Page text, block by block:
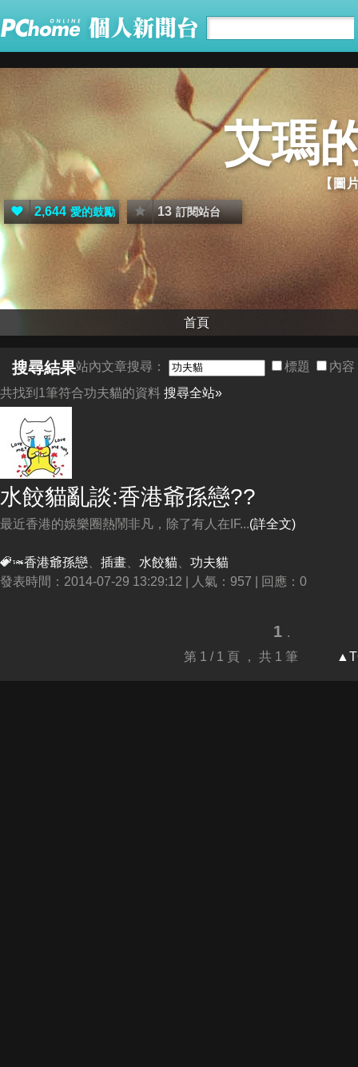
艾瑪
【圖
2,644 愛的鼓勵 13 訂閱站台
首頁
搜尋結果站內文章搜尋： 標題
內容
共找到1筆符合功夫貓的資料 搜尋全站»
水餃貓亂談:香港爺孫戀??
最近香港的娛樂圈熱鬧非凡，除了有人在IF...(詳全文)
香港爺孫戀 插畫 水餃貓
功夫貓
發表時間：2014-07-29 13:29:12 | 人氣：957 | 回應：0
1 .
第 1 / 1 頁 ， 共 1 筆